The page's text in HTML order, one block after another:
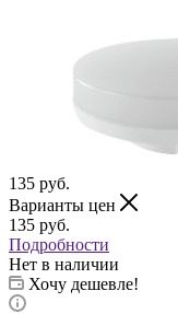
135 руб.
Варианты цен
135 руб.
Подробности
Нет в наличии
Хочу дешевле!